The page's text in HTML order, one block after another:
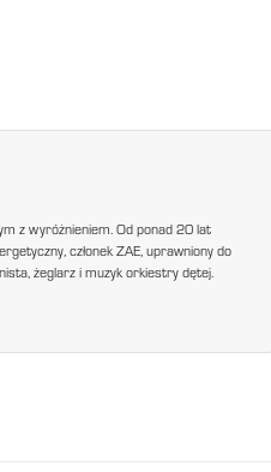
z wyróżnieniem. Od ponad 20 lat
członek ZAE, uprawniony do
żeglarz i muzyk orkiestry dętej.